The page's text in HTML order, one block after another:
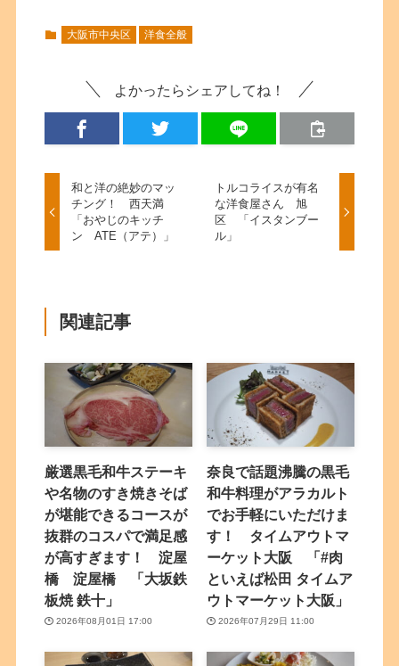
大阪市中央区 洋食全般
よかったらシェアしてね！
和と洋の絶妙のマッ
チング！ 西天満
「おやじのキッチ
ン ATE（アテ）」
トルコライスが有名
な洋食屋さん 旭
区 「イスタンブー
ル」
関連記事
厳選黒毛和牛ステーキ
や名物のすき焼きそば
が堪能できるコースが
抜群のコスパで満足感
が高すぎます！ 淀屋
橋 淀屋橋 「大坂鉄
板焼 鉄十」
2026年08月01日 17:00
奈良で話題沸騰の黒毛
和牛料理がアラカルト
でお手軽にいただけま
す！ タイムアウトマ
ーケット大阪 「#肉
といえば松田 タイムア
ウトマーケット大阪」
2026年07月29日 11:00